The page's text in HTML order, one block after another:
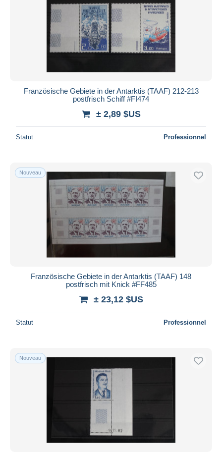
Französische Gebiete in der Antarktis (TAAF) 212-213
postfrisch Schiff #FI474
± 2,89 $US
Statut Professionnel
Nouveau
Französische Gebiete in der Antarktis (TAAF) 148
postfrisch mit Knick #FF485
± 23,12 $US
Statut Professionnel
Nouveau